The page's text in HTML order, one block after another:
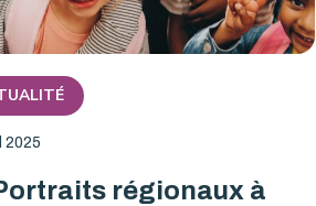
2025
régionaux à